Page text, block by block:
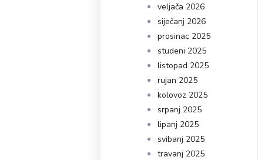
veljača 2026
siječanj 2026
prosinac 2025
studeni 2025
listopad 2025
rujan 2025
kolovoz 2025
srpanj 2025
lipanj 2025
svibanj 2025
travanj 2025